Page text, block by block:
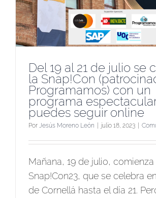
Del 19 al 21 de julio se
la Snap!Con
Programamos) con un
programa
puedes seguir online
Por Jesús Moreno León julio 18, 2023
Mañana, 19 de julio, comienza
Snap!Con23, que se celebra
de Cornellá hasta el día 21.